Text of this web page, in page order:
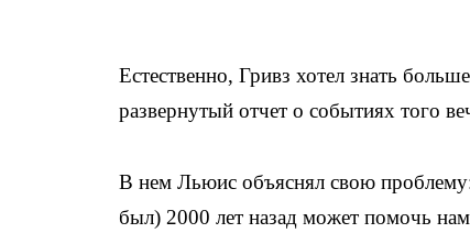
Естественно, Гривз хотел знать
развернутый отчет о событиях того
В нем Льюис объяснял свою
был) 2000 лет назад может помочь